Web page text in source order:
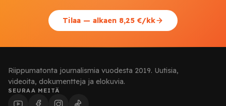
Tilaa — alkaen 8,25 €/kk
Riippumatonta journalismia vuodesta 2019. Uutisia,
videoita, dokumentteja ja elokuvia.
SEURAA MEITÄ